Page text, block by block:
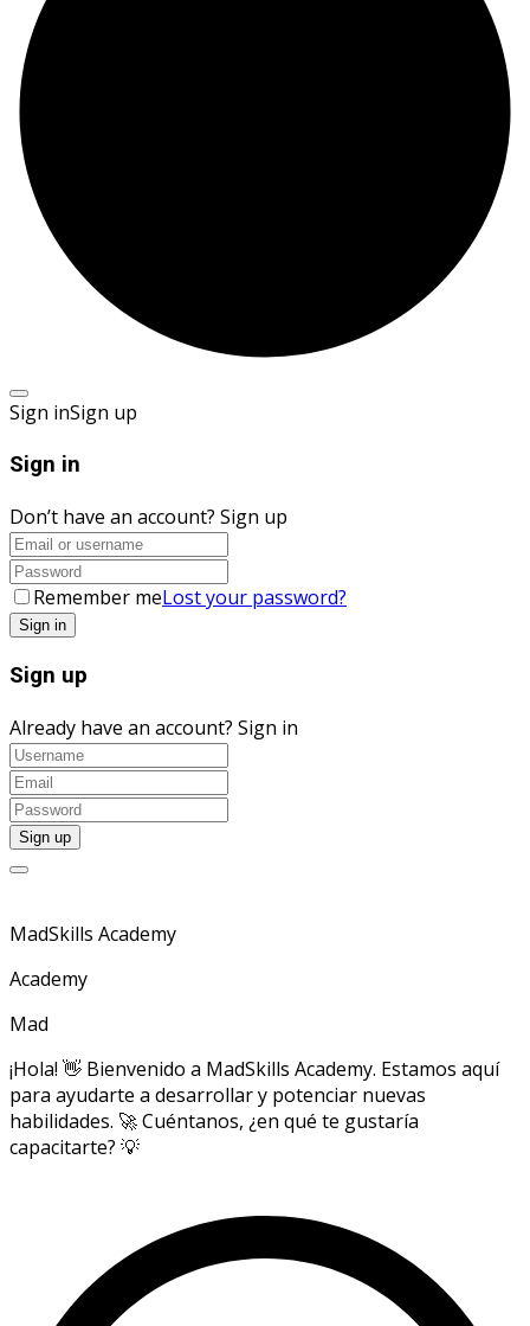
Sign inSign up
Sign in
Don’t have an account? Sign up
Remember meLost your password?
Sign up
Already have an account? Sign in
MadSkills Academy
Academy
Mad
¡Hola! 👋 Bienvenido a MadSkills Academy. Estamos aquí
para ayudarte a desarrollar y potenciar nuevas
habilidades. 🚀 Cuéntanos, ¿en qué te gustaría
capacitarte? 💡